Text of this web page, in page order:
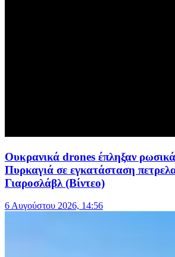
Ουκρανικά drones έπληξαν
Πυρκαγιά σε εγκατάσταση
Γιαροσλάβλ (Βίντεο)
6 Αυγούστου 2026, 14:56